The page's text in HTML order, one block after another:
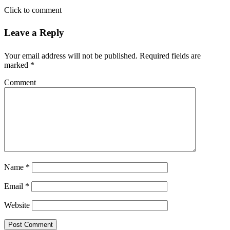
Click to comment
Leave a Reply
Your email address will not be published. Required fields are
marked *
Comment
Name *
Email *
Website